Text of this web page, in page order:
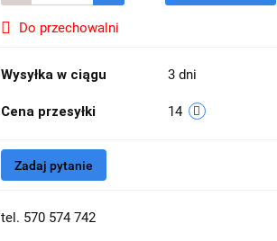
Do przechowalni
Wysyłka w ciągu 3 dni
Cena przesyłki 14
Zadaj pytanie
tel. 570 574 742